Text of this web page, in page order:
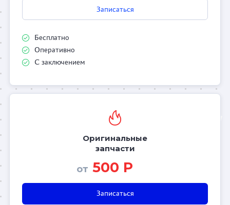
Записаться
Бесплатно
Оперативно
С заключением
Оригинальные
запчасти
от 500 Р
Записаться